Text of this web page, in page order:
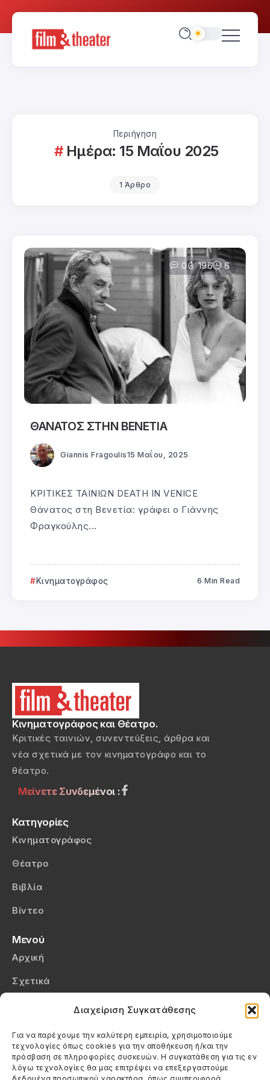
Διαχείριση Συγκατάθεσης
Για να παρέχουμε την καλύτερη εμπειρία, χρησιμοποιούμε
τεχνολογίες όπως cookies για την αποθήκευση ή/και την
πρόσβαση σε πληροφορίες συσκευών. Η συγκατάθεση για τις εν
λόγω τεχνολογίες θα μας επιτρέψει να επεξεργαστούμε
Περιήγηση
Ημέρα: 15 Μαΐου 2025
1 Άρθρο
0 196 6
ΘΑΝΑΤΟΣ ΣΤΗΝ ΒΕΝΕΤΙΑ
Giannis Fragoulis15 Μαΐου, 2025
ΚΡΙΤΙΚΕΣ ΤΑΙΝΙΩΝ DEATH IN VENICE
Θάνατος στη Βενετία: γράφει ο Γιάννης
Φραγκούλης...
Κινηματογράφος 6 Min Read
Κινηματογράφος και Θέατρο.
Κριτικές ταινιών, συνεντεύξεις, άρθρα και
νέα σχετικά με τον κινηματογράφο και το
θέατρο.
Μείνετε Συνδεμένοι :
Κατηγορίες
Κινηματογράφος
Θέατρο
Βιβλία
Βίντεο
Μενού
Αρχική
Σχετικά
Πολιτική Cookies (ΕΕ)